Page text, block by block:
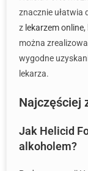
znacznie ułatwia
z lekarzem online
można
wygodne
lekarza.
Najczęściej
Jak Helicid
alkoholem?